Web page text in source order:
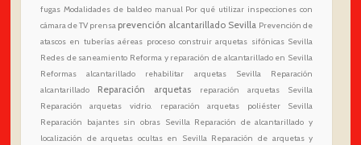
fugas Modalidades de baldeo manual Por qué utilizar inspecciones con
cámara de TV prensa prevención alcantarillado Sevilla Prevención de
atascos en tuberías aéreas proceso construir arquetas sifónicas Sevilla
Redes de saneamiento Reforma y reparación de alcantarillado en Sevilla
Reformas alcantarillado
rehabilitar arquetas Sevilla
Reparación
alcantarillado
Reparación arquetas
reparación arquetas Sevilla
Reparación arquetas vidrio. reparación arquetas poliéster Sevilla
Reparación bajantes sin obras Sevilla Reparación de alcantarillado y
localización de arquetas ocultas en Sevilla Reparación de arquetas y